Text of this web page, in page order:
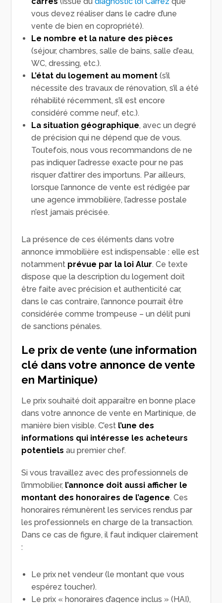
vous devez réaliser dans le cadre d’une
vente de bien en copropriété).
Le nombre et la nature des pièces
(séjour, chambres, salle de bains, salle d’eau,
WC, dressing, etc.).
L’état du logement au moment (s’il
nécessite des travaux de rénovation, s’il a été
réhabilité récemment, s’il est encore
considéré comme neuf, etc.).
La situation géographique, avec un degré
de précision qui ne dépend que de vous.
Toutefois, nous vous recommandons de ne
pas indiquer l’adresse exacte pour ne pas
risquer d’attirer des importuns. Par ailleurs,
lorsque l’annonce de vente est rédigée par
une agence immobilière, l’adresse postale
n’est jamais précisée.
La présence de ces éléments dans votre
annonce immobilière est indispensable : elle est
notamment prévue par la loi Alur. Ce texte
dispose que la description du logement doit
être faite avec précision et authenticité car,
dans le cas contraire, l’annonce pourrait être
considérée comme trompeuse – un délit puni
de sanctions pénales.
Le prix de vente (une information
clé dans votre annonce de vente
en Martinique)
Le prix souhaité doit apparaître en bonne place
dans votre annonce de vente en Martinique, de
manière bien visible. C’est l’une des
informations qui intéresse les acheteurs
potentiels au premier chef.
Si vous travaillez avec des professionnels de
l’immobilier, l’annonce doit aussi afficher le
montant des honoraires de l’agence. Ces
honoraires rémunèrent les services rendus par
les professionnels en charge de la transaction.
Dans ce cas de figure, il faut indiquer clairement
:
Le prix net vendeur (le montant que vous
espérez toucher).
Le prix « honoraires d’agence inclus » (HAI),